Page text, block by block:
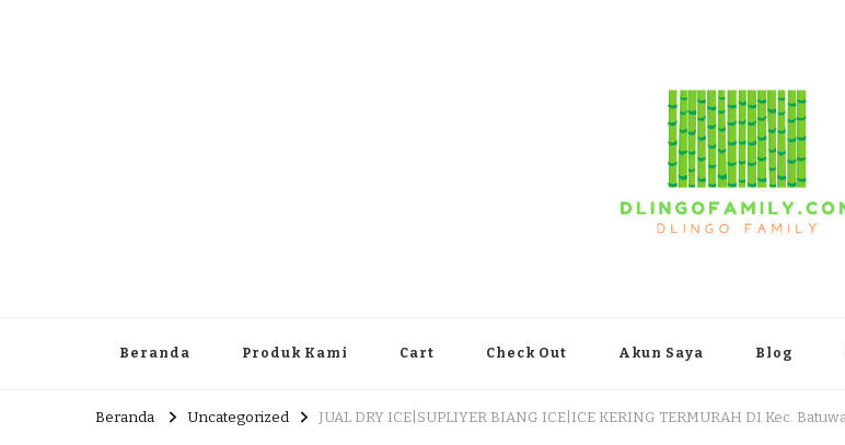
Beranda Produk Kami Cart Check Out Akun Saya Blog
Beranda Uncategorized JUAL DRY ICE|SUPLIYER BIANG ICE|ICE KERING TERMURAH DI Kec.